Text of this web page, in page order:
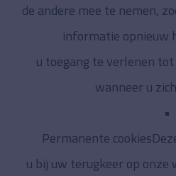
de andere mee te nemen,
informatie opnieuw
u toegang te verlenen
wanneer u
Permanente
u bij uw terugkeer op